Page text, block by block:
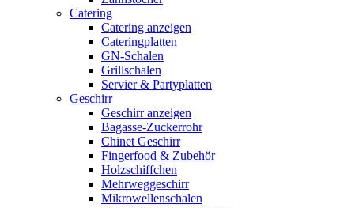
Catering
Catering anzeigen
Cateringplatten
GN-Schalen
Grillschalen
Servier & Partyplatten
Geschirr
Geschirr anzeigen
Bagasse-Zuckerrohr
Chinet Geschirr
Fingerfood & Zubehör
Holzschiffchen
Mehrweggeschirr
Mikrowellenschalen